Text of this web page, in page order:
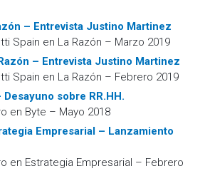
– Entrevista Justino Martinez
Spain en La Razón – Marzo 2019
– Entrevista Justino Martinez
Spain en La Razón – Febrero 2019
sobre RR.HH.
en Byte – Mayo 2018
Empresarial – Lanzamiento
en Estrategia Empresarial – Febrero